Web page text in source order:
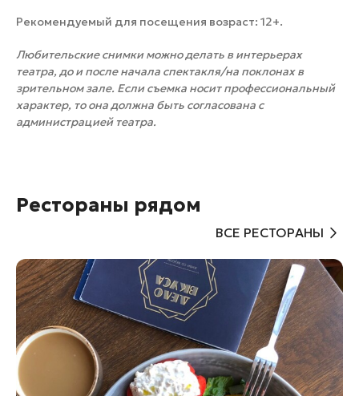
Рекомендуемый для посещения возраст: 12+.
Любительские снимки можно делать в интерьерах
театра, до и после начала спектакля/на поклонах в
зрительном зале. Если съемка носит профессиональный
характер, то она должна быть согласована с
администрацией театра.
Рестораны рядом
ВСЕ РЕСТОРАНЫ